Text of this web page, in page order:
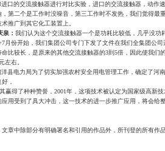
口的交流接触器进行对比实验，进口的交流接触器，动作
第二个是工作时没噪音，第三工作时不发热，我们觉得
推广到其它化工装置上。
： 我们认为这个交流接触器一个是功耗比较低，几乎没
月份开始，我们集团公司专门下发了文件在我们全集团公
比较长，是原来的其他交流接触器的3到5倍，因此使我
左右。
洋县电力局为了切实加强农村安全用电管理工作，确定了河
，
赢得了种种赞誉，2001年，这项技术被认定为国家级高
用受到了具大冲击，这一技术的进一步推广应用，将会给
章中除部分有明确署名和引用的作品外，所刊登的所有